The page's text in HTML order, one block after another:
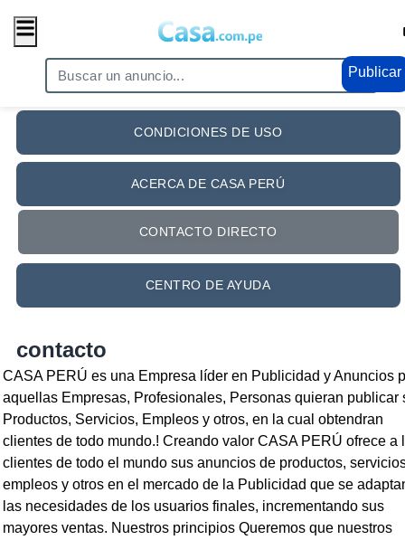
Publicar
CONDICIONES DE USO
ACERCA DE CASA PERÚ
CONTACTO DIRECTO
CENTRO DE AYUDA
contacto
CASA PERÚ es una Empresa líder en Publicidad y Anuncios
aquellas Empresas, Profesionales, Personas quieran publicar
Productos, Servicios, Empleos y otros, en la cual obtendran
clientes de todo mundo.! Creando valor CASA PERÚ ofrece a
clientes de todo el mundo sus anuncios de productos,
empleos y otros en el mercado de la Publicidad que se
las necesidades de los usuarios finales, incrementando sus
mayores ventas. Nuestros principios Queremos que nuestros